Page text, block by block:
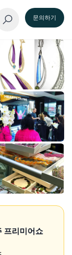
문의하기
프리미어쇼